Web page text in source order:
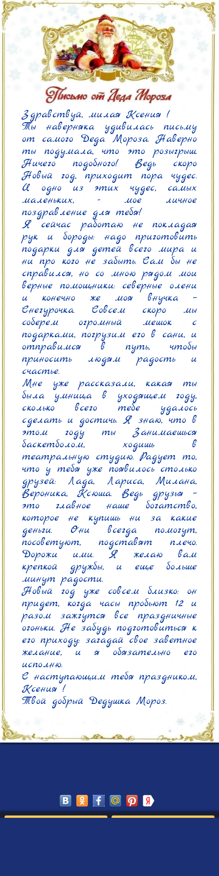
Здравствуй, милая Ксения !
Ты наверняка удивилась письму
от самого Деда Мороза. Наверно
ты подумала, что это розыгрыш.
Ничего подобного! Ведь скоро
Новый год, приходит пора чудес.
И одно из этих чудес, самых
маленьких, - мое личное
поздравление для тебя!
Я сейчас работаю не покладая
рук и бороды: надо приготовить
подарки для детей всего мира и
ни про кого не забыть. Сам бы не
справился, но со мною рядом мои
верные помощники: северные олени
и конечно же моя внучка –
Снегурочка. Совсем скоро мы
соберем огромный мешок с
подарками, погрузим его в сани, и
отправимся в путь, чтобы
приносить людям радость и
счастье.
Мне уже рассказали, какая ты
была умница в уходящем году,
сколько всего тебе удалось
сделать и достичь. Я знаю, что в
этом году ты Занимаешься
баскетболом, ходишь в
театральную студию. Радует то,
что у тебя уже появилось столько
друзей: Лада, Лариса, Милана,
Вероника, Ксюша. Ведь друзья –
это главное наше богатство,
которое не купишь ни за какие
деньги. Они всегда помогут,
посоветуют, подставят плечо.
Дорожи ими. Я желаю вам
крепкой дружбы, и еще больше
минут радости.
Новый год уже совсем близко: он
придет, когда часы пробьют 12 и
разом зажгутся все праздничные
огоньки. Не забудь подготовиться к
его приходу: загадай свое заветное
желание, и я обязательно его
исполню.
С наступающим тебя праздником,
Ксения !
Твой добрый Дедушка Мороз.